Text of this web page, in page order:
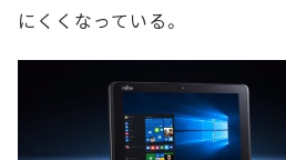
にくくなっている。